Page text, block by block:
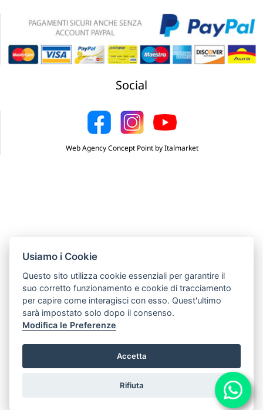
Social
Web Agency Concept Point by Italmarket
Usiamo i Cookie
Questo sito utilizza cookie essenziali per garantire il
suo corretto funzionamento e cookie di tracciamento
per capire come interagisci con esso. Quest'ultimo
sarà impostato solo dopo il consenso.
Modifica le Preferenze
Accetta
Rifiuta